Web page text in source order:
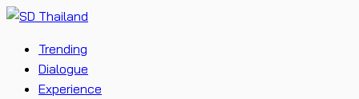
Trending
Dialogue
Experience